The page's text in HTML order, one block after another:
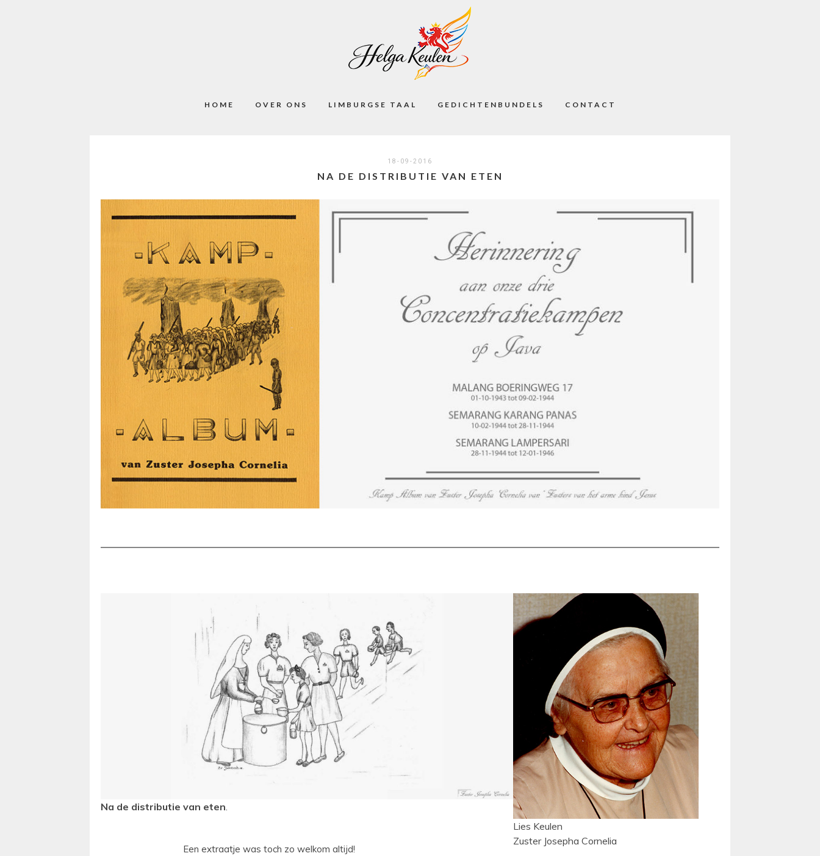
HOME OVER ONS LIMBURGSE TAAL GEDICHTENBUNDELS CONTACT
18-09-2016
NA DE DISTRIBUTIE VAN ETEN
Na de distributie van eten
Een extraatje was toch zo welkom altijd!
Lies Keulen
Zuster Josepha Cornelia